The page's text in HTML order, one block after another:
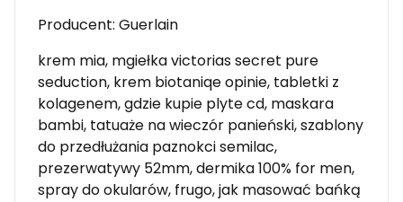
Producent: Guerlain
krem mia, mgiełka victorias secret pure
seduction, krem biotaniqe opinie, tabletki z
kolagenem, gdzie kupie plyte cd, maskara
bambi, tatuaże na wieczór panieński, szablony
do przedłużania paznokci semilac,
prezerwatywy 52mm, dermika 100% for men,
spray do okularów, frugo, jak masować bańką